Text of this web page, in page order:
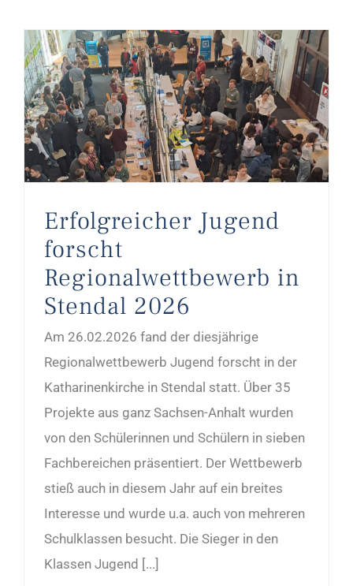
Erfolgreicher Jugend
forscht
Regionalwettbewerb in
Stendal 2026
Am 26.02.2026 fand der diesjährige
Regionalwettbewerb Jugend forscht in der
Katharinenkirche in Stendal statt. Über 35
Projekte aus ganz Sachsen-Anhalt wurden
von den Schülerinnen und Schülern in sieben
Fachbereichen präsentiert. Der Wettbewerb
stieß auch in diesem Jahr auf ein breites
Interesse und wurde u.a. auch von mehreren
Schulklassen besucht. Die Sieger in den
Klassen Jugend [...]